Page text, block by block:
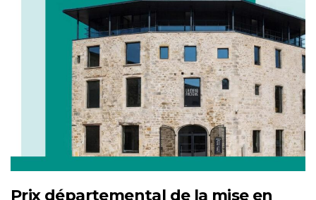
Prix départemental de la mise en